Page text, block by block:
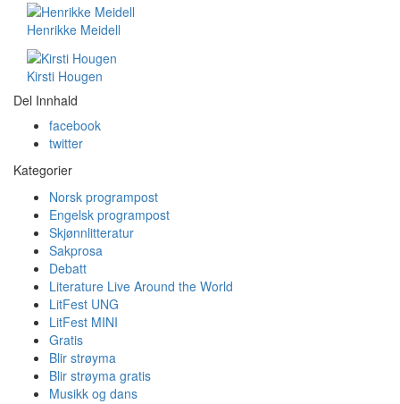
Henrikke Meidell
Kirsti Hougen
Del Innhald
facebook
twitter
Kategorier
Norsk programpost
Engelsk programpost
Skjønnlitteratur
Sakprosa
Debatt
Literature Live Around the World
LitFest UNG
LitFest MINI
Gratis
Blir strøyma
Blir strøyma gratis
Musikk og dans